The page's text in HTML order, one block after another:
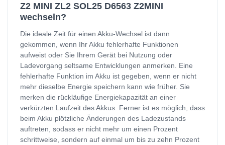
Z2 MINI ZL2 SOL25 D6563 Z2MINI
wechseln?
Die ideale Zeit für einen Akku-Wechsel ist dann
gekommen, wenn Ihr Akku fehlerhafte Funktionen
aufweist oder Sie Ihrem Gerät bei Nutzung oder
Ladevorgang seltsame Entwicklungen anmerken. Eine
fehlerhafte Funktion im Akku ist gegeben, wenn er nicht
mehr dieselbe Energie speichern kann wie früher. Sie
merken die rückläufige Energiekapazität an einer
verkürzten Laufzeit des Akkus. Ferner ist es möglich, dass
beim Akku plötzliche Änderungen des Ladezustands
auftreten, sodass er nicht mehr um einen Prozent
schrittweise, sondern auf einmal um bis zu zehn Prozent